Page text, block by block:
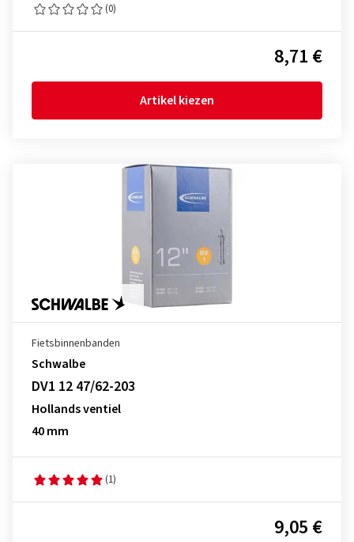
(0)
8,71 €
Artikel kiezen
Fietsbinnenbanden
Schwalbe
DV1 12 47/62-203
Hollands ventiel
40 mm
(1)
9,05 €